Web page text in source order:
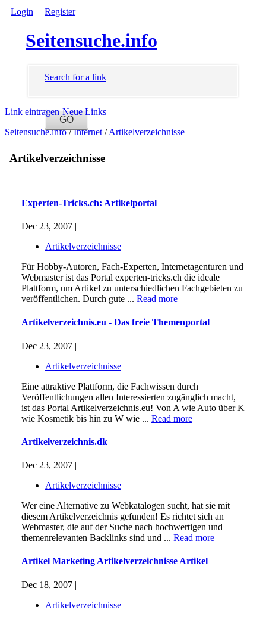
Login | Register
Seitensuche.info
Search for a link
Link eintragen Neue Links
Seitensuche.info/ Internet/Artikelverzeichnisse
Artikelverzeichnisse
Experten-Tricks.ch: Artikelportal
Dec 23, 2007 |
Artikelverzeichnisse
Für Hobby-Autoren, Fach-Experten, Internetagenturen und
Webmaster ist das Portal experten-tricks.ch die ideale
Plattform, um Artikel zu unterschiedlichen Fachgebieten zu
veröffentlichen. Durch gute ... Read more
Artikelverzeichnis.eu - Das freie Themenportal
Dec 23, 2007 |
Artikelverzeichnisse
Eine attraktive Plattform, die Fachwissen durch
Veröffentlichungen allen Interessierten zugänglich macht,
ist das Portal Artikelverzeichnis.eu! Von A wie Auto über K
wie Kosmetik bis hin zu W wie ... Read more
Artikelverzeichnis.dk
Dec 23, 2007 |
Artikelverzeichnisse
Wer eine Alternative zu Webkatalogen sucht, hat sie mit
diesem Artikelverzeichnis gefunden! Es richtet sich an
Webmaster, die auf der Suche nach hochwertigen und
themenrelevanten Backlinks sind und ... Read more
Artikel Marketing Artikelverzeichnisse Artikel
Dec 18, 2007 |
Artikelverzeichnisse